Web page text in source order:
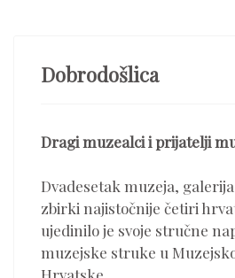
Dobrodošlica
Dragi muzealci i prijatelji
Dvadesetak muzeja,
zbirki najistočnije četiri
ujedinilo je svoje stručne
muzejske struke u